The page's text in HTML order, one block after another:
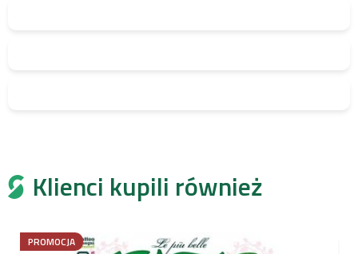
Klienci kupili również
PROMOCJA